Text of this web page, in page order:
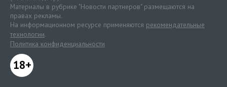
Материалы в рубрике "Новости партнеров" размещаются на
правах рекламы.
На информационном ресурсе применяются рекомендательные
технологии.
Политика конфиденциальности
18+